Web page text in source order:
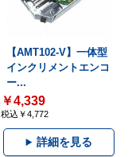
【AMT102-V】一体型
インクリメントエンコ
ー...
￥4,339
税込￥4,772
詳細を見る